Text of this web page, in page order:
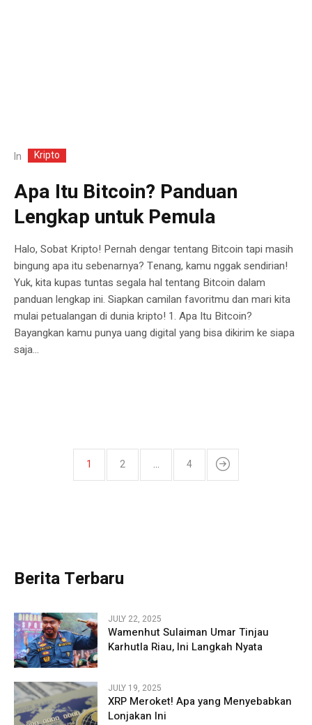
In Kripto
Apa Itu Bitcoin? Panduan
Lengkap untuk Pemula
Halo, Sobat Kripto! Pernah dengar tentang Bitcoin tapi masih
bingung apa itu sebenarnya? Tenang, kamu nggak sendirian!
Yuk, kita kupas tuntas segala hal tentang Bitcoin dalam
panduan lengkap ini. Siapkan camilan favoritmu dan mari kita
mulai petualangan di dunia kripto! 1. Apa Itu Bitcoin?
Bayangkan kamu punya uang digital yang bisa dikirim ke siapa
saja...
1 2 … 4
Berita Terbaru
JULY 22, 2025
Wamenhut Sulaiman Umar Tinjau
Karhutla Riau, Ini Langkah Nyata
JULY 19, 2025
XRP Meroket! Apa yang Menyebabkan
Lonjakan Ini